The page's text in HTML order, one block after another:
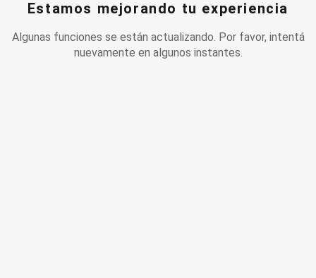
Estamos mejorando tu experiencia
Algunas funciones se están actualizando. Por favor, intentá
nuevamente en algunos instantes.